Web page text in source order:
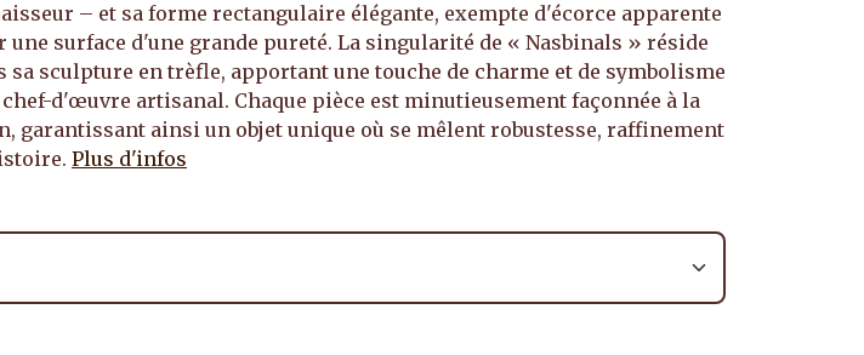
– et sa forme rectangulaire élégante, exempte d'écorce apparente
une surface d'une grande pureté. La singularité de « Nasbinals » réside
sa sculpture en trèfle, apportant une touche de charme et de symbolisme
chef-d'œuvre artisanal. Chaque pièce est minutieusement façonnée à la
garantissant ainsi un objet unique où se mêlent robustesse, raffinement
Plus d'infos